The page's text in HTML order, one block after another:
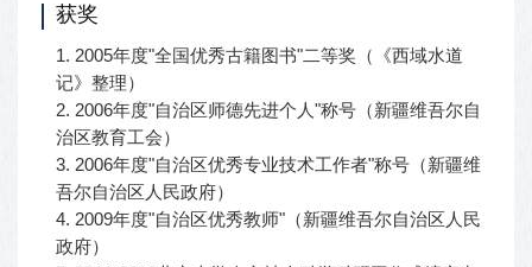
获奖
1. 2005年度"全国优秀古籍图书"二等奖（《西域水道
记》整理）
2. 2006年度"自治区师德先进个人"称号（新疆维吾尔自
治区教育工会）
3. 2006年度"自治区优秀专业技术工作者"称号（新疆维
吾尔自治区人民政府）
4. 2009年度"自治区优秀教师"（新疆维吾尔自治区人民
政府）